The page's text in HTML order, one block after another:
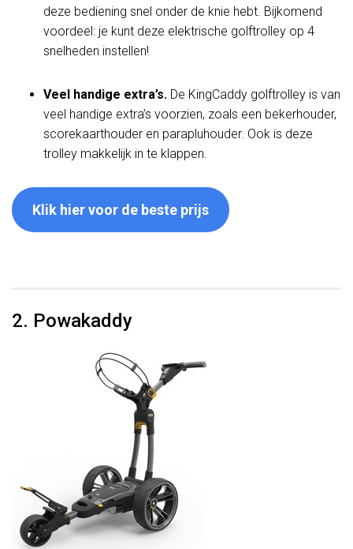
deze bediening snel onder de knie hebt. Bijkomend
voordeel: je kunt deze elektrische golftrolley op 4
snelheden instellen!
Veel handige extra’s. De KingCaddy golftrolley is van
veel handige extra’s voorzien, zoals een bekerhouder,
scorekaarthouder en parapluhouder. Ook is deze
trolley makkelijk in te klappen.
Klik hier voor de beste prijs
2. Powakaddy